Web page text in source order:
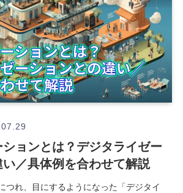
ョンとは？デジタライゼー
／具体例を合わせて解説
つれ、目にするようになった「デジタイ